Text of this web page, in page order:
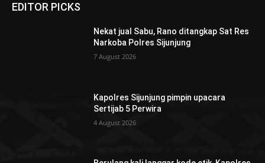
EDITOR PICKS
Nekat jual Sabu, Rano ditangkap Sat Res
Narkoba Polres Sijunjung
7 August 2026
Kapolres Sijunjung pimpin upacara
Sertijab 5 Perwira
4 August 2026